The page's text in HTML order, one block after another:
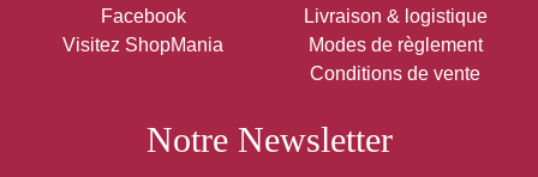
Facebook
Visitez ShopMania
Livraison & logistique
Modes de règlement
Conditions de vente
Notre Newsletter